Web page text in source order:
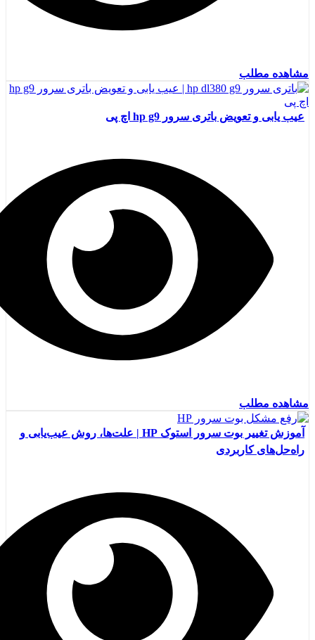
مشاهده مطلب
عیب یابی و تعویض باتری سرور hp g9 اچ پی
مشاهده مطلب
آموزش تغییر بوت سرور استوک HP | علت‌ها، روش عیب‌یابی و
راه‌حل‌های کاربردی